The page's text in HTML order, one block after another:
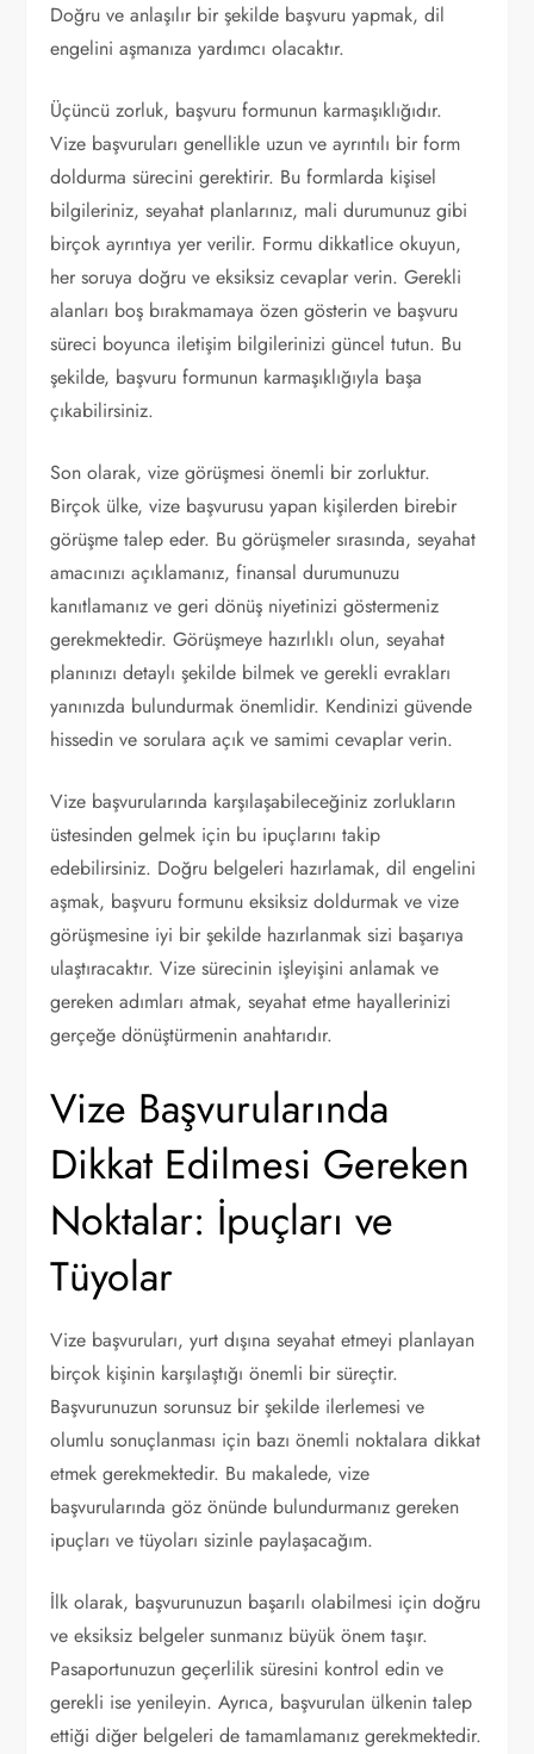
Doğru ve anlaşılır bir şekilde başvuru yapmak, dil
engelini aşmanıza yardımcı olacaktır.
Üçüncü zorluk, başvuru formunun karmaşıklığıdır.
Vize başvuruları genellikle uzun ve ayrıntılı bir form
doldurma sürecini gerektirir. Bu formlarda kişisel
bilgileriniz, seyahat planlarınız, mali durumunuz gibi
birçok ayrıntıya yer verilir. Formu dikkatlice okuyun,
her soruya doğru ve eksiksiz cevaplar verin. Gerekli
alanları boş bırakmamaya özen gösterin ve başvuru
süreci boyunca iletişim bilgilerinizi güncel tutun. Bu
şekilde, başvuru formunun karmaşıklığıyla başa
çıkabilirsiniz.
Son olarak, vize görüşmesi önemli bir zorluktur.
Birçok ülke, vize başvurusu yapan kişilerden birebir
görüşme talep eder. Bu görüşmeler sırasında, seyahat
amacınızı açıklamanız, finansal durumunuzu
kanıtlamanız ve geri dönüş niyetinizi göstermeniz
gerekmektedir. Görüşmeye hazırlıklı olun, seyahat
planınızı detaylı şekilde bilmek ve gerekli evrakları
yanınızda bulundurmak önemlidir. Kendinizi güvende
hissedin ve sorulara açık ve samimi cevaplar verin.
Vize başvurularında karşılaşabileceğiniz zorlukların
üstesinden gelmek için bu ipuçlarını takip
edebilirsiniz. Doğru belgeleri hazırlamak, dil engelini
aşmak, başvuru formunu eksiksiz doldurmak ve vize
görüşmesine iyi bir şekilde hazırlanmak sizi başarıya
ulaştıracaktır. Vize sürecinin işleyişini anlamak ve
gereken adımları atmak, seyahat etme hayallerinizi
gerçeğe dönüştürmenin anahtarıdır.
Vize Başvurularında
Dikkat Edilmesi Gereken
Noktalar: İpuçları ve
Tüyolar
Vize başvuruları, yurt dışına seyahat etmeyi planlayan
birçok kişinin karşılaştığı önemli bir süreçtir.
Başvurunuzun sorunsuz bir şekilde ilerlemesi ve
olumlu sonuçlanması için bazı önemli noktalara dikkat
etmek gerekmektedir. Bu makalede, vize
başvurularında göz önünde bulundurmanız gereken
ipuçları ve tüyoları sizinle paylaşacağım.
İlk olarak, başvurunuzun başarılı olabilmesi için doğru
ve eksiksiz belgeler sunmanız büyük önem taşır.
Pasaportunuzun geçerlilik süresini kontrol edin ve
gerekli ise yenileyin. Ayrıca, başvurulan ülkenin talep
ettiği diğer belgeleri de tamamlamanız gerekmektedir.